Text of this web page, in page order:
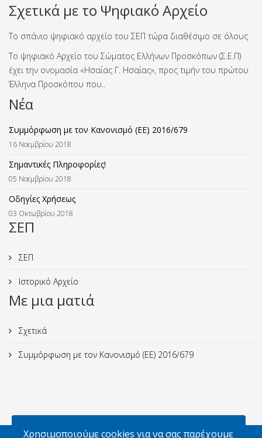
Σχετικά με το Ψηφιακό Αρχείο
Το σπάνιο ψηφιακό αρχείο του ΣΕΠ τώρα διαθέσιμο σε όλους
Το ψηφιακό Αρχείο του Σώματος Ελλήνων Προσκόπων (Σ.Ε.Π)
έχει την ονομασία «Ησαΐας Γ. Ησαΐας», προς τιμήν του πρώτου
Έλληνα Προσκόπου που..
Νέα
Συμμόρφωση με τον Κανονισμό (ΕΕ) 2016/679
16 Νοεμβρίου 2018
Σημαντικές Πληροφορίες!
05 Νοεμβρίου 2018
Οδηγίες Χρήσεως
03 Οκτωβρίου 2018
ΣΕΠ
ΣΕΠ
Ιστορικό Αρχείο
Με μια ματιά
Σχετικά
Συμμόρφωση με τον Κανονισμό (ΕΕ) 2016/679
Χρησιμοποιούμε cookies για να σας παρέχουμε